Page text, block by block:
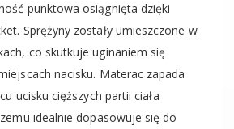
punktowa osiągnięta dzięki
Sprężyny zostały umieszczone w
co skutkuje uginaniem się
nacisku. Materac zapada
ucisku cięższych partii ciała
idealnie dopasowuje się do